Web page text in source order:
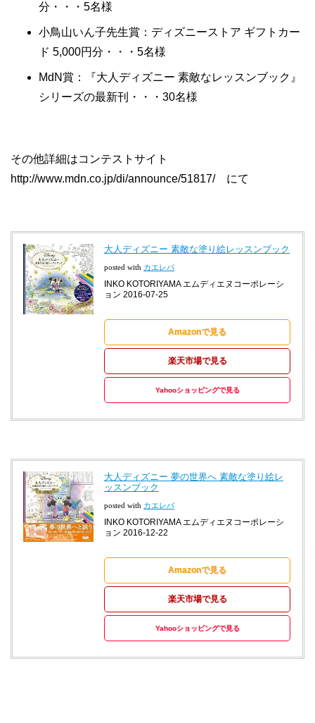
分・・・5名様
小鳥山いん子先生賞：ディズニーストア ギフトカー
ド 5,000円分・・・5名様
MdN賞：『大人ディズニー 素敵なレッスンブック』
シリーズの最新刊・・・30名様
その他詳細はコンテストサイト
http://www.mdn.co.jp/di/announce/51817/ にて
大人ディズニー 素敵な塗り絵レッスンブック
posted with カエレバ
INKO KOTORIYAMA エムディエヌコーポレーシ
ョン 2016-07-25
Amazonで見る
楽天市場で見る
Yahooショッピングで見る
大人ディズニー 夢の世界へ 素敵な塗り絵レ
ッスンブック
posted with カエレバ
INKO KOTORIYAMA エムディエヌコーポレーシ
ョン 2016-12-22
Amazonで見る
楽天市場で見る
Yahooショッピングで見る